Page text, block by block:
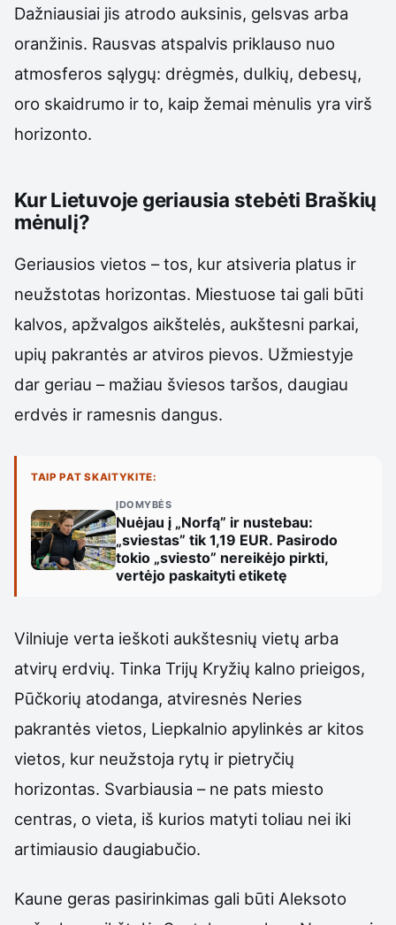
Dažniausiai jis atrodo auksinis, gelsvas arba
oranžinis. Rausvas atspalvis priklauso nuo
atmosferos sąlygų: drėgmės, dulkių, debesų,
oro skaidrumo ir to, kaip žemai mėnulis yra virš
horizonto.
Kur Lietuvoje geriausia stebėti Braškių
mėnulį?
Geriausios vietos – tos, kur atsiveria platus ir
neužstotas horizontas. Miestuose tai gali būti
kalvos, apžvalgos aikštelės, aukštesni parkai,
upių pakrantės ar atviros pievos. Užmiestyje
dar geriau – mažiau šviesos taršos, daugiau
erdvės ir ramesnis dangus.
TAIP PAT SKAITYKITE:
ĮDOMYBĖS
Nuėjau į „Norfą” ir nustebau:
„sviestas” tik 1,19 EUR. Pasirodo
tokio „sviesto” nereikėjo pirkti,
vertėjo paskaityti etiketę
Vilniuje verta ieškoti aukštesnių vietų arba
atvirų erdvių. Tinka Trijų Kryžių kalno prieigos,
Pūčkorių atodanga, atviresnės Neries
pakrantės vietos, Liepkalnio apylinkės ar kitos
vietos, kur neužstoja rytų ir pietryčių
horizontas. Svarbiausia – ne pats miesto
centras, o vieta, iš kurios matyti toliau nei iki
artimiausio daugiabučio.
Kaune geras pasirinkimas gali būti Aleksoto